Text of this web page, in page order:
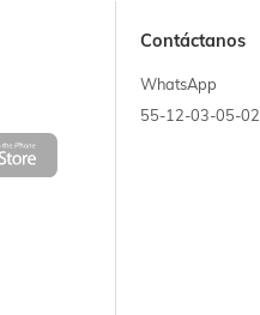
Contáctanos
WhatsApp
55-12-03-05-02